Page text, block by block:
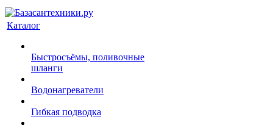
Каталог
Быстросъёмы, поливочные
шланги
Водонагреватели
Гибкая подводка